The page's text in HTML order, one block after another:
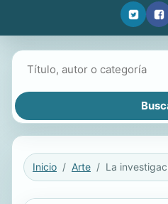
Inicio Arte